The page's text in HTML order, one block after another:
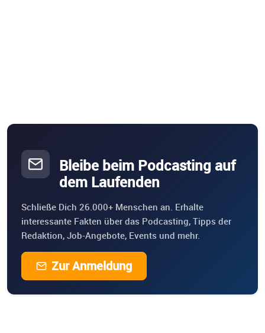
Bleibe beim Podcasting auf
dem Laufenden
Schließe Dich 26.000+ Menschen an. Erhalte
interessante Fakten über das Podcasting, Tipps der
Redaktion, Job-Angebote, Events und mehr.
Zur Anmeldung